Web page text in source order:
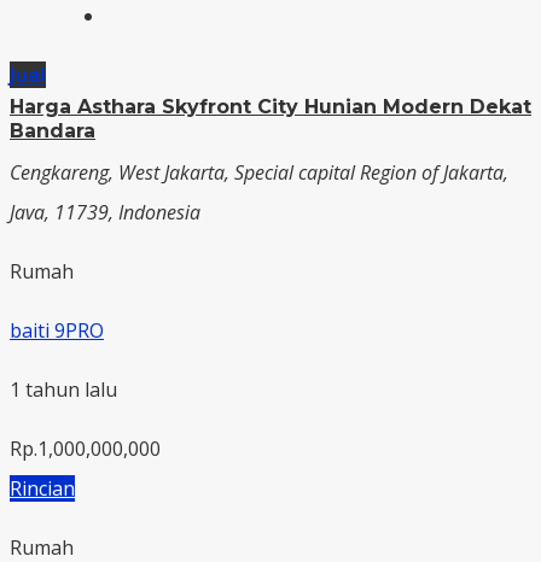
Jual
Harga Asthara Skyfront City Hunian Modern Dekat
Bandara
Cengkareng, West Jakarta, Special capital Region of Jakarta,
Java, 11739, Indonesia
Rumah
baiti 9PRO
1 tahun lalu
Rp.1,000,000,000
Rincian
Rumah